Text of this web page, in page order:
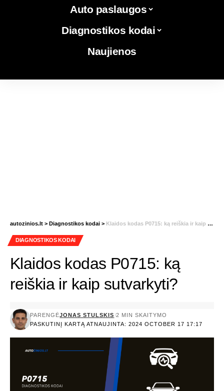
Auto paslaugos
Diagnostikos kodai
Naujienos
autozinios.lt > Diagnostikos kodai > Klaidos kodas P0715: ką reiškia ir kaip sutvarkyti?
DIAGNOSTIKOS KODAI
Klaidos kodas P0715: ką
reiškia ir kaip sutvarkyti?
PASKUTINĮ KARTĄ ATNAUJINTA: 2024 OCTOBER 17 17:17
PARENGĖJONAS STULSKIS 2 MIN SKAITYMO